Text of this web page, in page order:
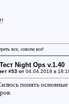
все, совсем все!
Night Ops v.1.40
#53 от04.04.2019 в
понять основные